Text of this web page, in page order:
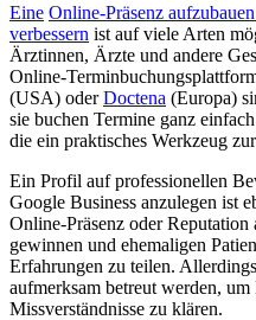
Eine Online-Präsenz
verbessern ist auf viele Arten
Ärztinnen, Ärzte und andere
Online-
(USA) oderDoctena (Europa)
sie buchen Termine ganz
die ein praktisches Werkzeug
Ein Profil auf professionellen
Google Business anzulegen ist
Online-Präsenz oder Reputation
gewinnen und ehemaligen
Erfahrungen zu teilen.
aufmerksam betreut werden,
Missverständnisse zu klären.